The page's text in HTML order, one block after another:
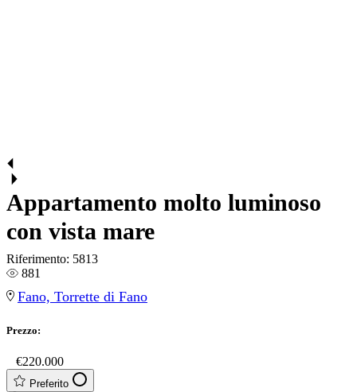
Appartamento molto luminoso
con vista mare
Riferimento: 5813
881
Fano, Torrette di Fano
Prezzo:
€220.000
Preferito